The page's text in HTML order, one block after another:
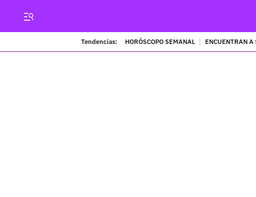
Tendencias: HORÓSCOPO SEMANAL ENCUENTRAN